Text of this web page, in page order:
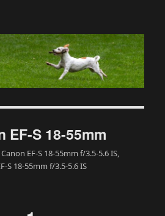
EF-S 18-55mm
EF-S 18-55mm f/3.5-5.6 IS,
S 18-55mm f/3.5-5.6 IS